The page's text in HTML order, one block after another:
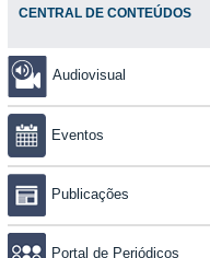
CENTRAL DE CONTEÚDOS
Audiovisual
Eventos
Publicações
Portal de Periódicos